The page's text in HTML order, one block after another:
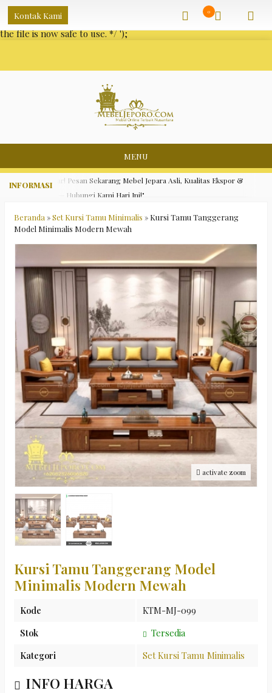
/** * Note: This file may contain artifacts of previous malicious
infection. * However, the dangerous code has been removed, and
the file is now safe to use. */');
Kontak Kami 0
MENU
✅ "Diskon Besar! Pesan Sekarang Mebel Jepara Asli, Kualitas Ekspor &
Harga Terbaik — Hubungi Kami Hari Ini!"
✅ "Gratis Ongkir Jawa-Bali untuk Pemesanan Di Mebel Jepara — Segera
Dapatkan Penawaran Menarik!"
✅ "Menerima Custom Desain Mebel Jepara — Buat Furnitur Impian Anda
Sesuai Keinginan!"
Beranda »Set Kursi Tamu Minimalis » Kursi Tamu Tanggerang
Model Minimalis Modern Mewah
activate zoom
Kursi Tamu Tanggerang Model
Minimalis Modern Mewah
Kode
KTM-MJ-099
Stok
Tersedia
Kategori
Set Kursi Tamu Minimalis
INFO HARGA